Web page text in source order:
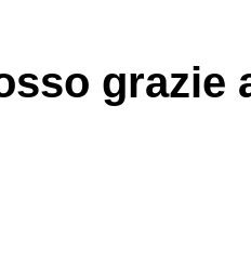
grazie